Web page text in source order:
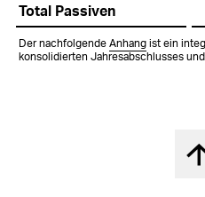
Total Passiven
Der nachfolgende Anhang ist ein
konsolidierten Jahresabschlusses